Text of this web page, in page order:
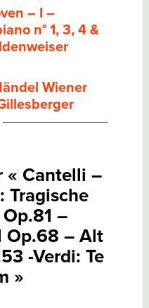
– I –
n° 1, 3, 4 &
Wiener
« Cantelli –
Tragische
–
Op.68 – Alt
-Verdi: Te
»